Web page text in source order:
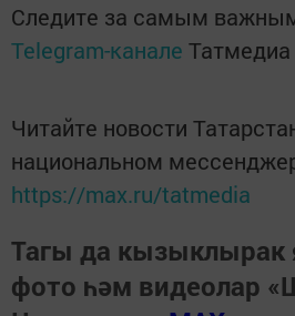
Следите за самым
Telegram-канале Татмедиа
Читайте новости
национальном
https://max.ru/tatmedia
Тагы да кызыклырак
фото һәм видеолар